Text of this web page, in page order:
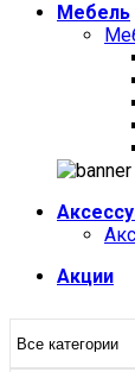
Мебель
Акции